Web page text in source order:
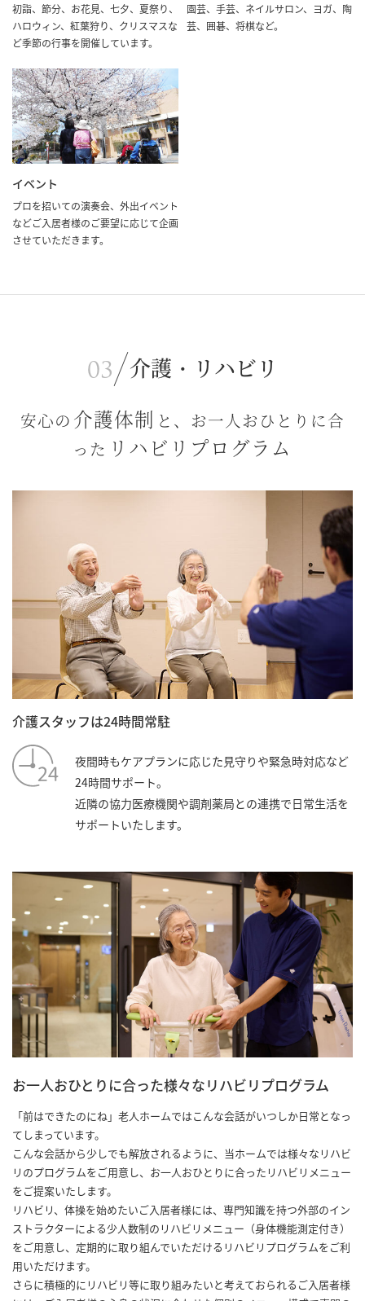
初詣、節分、お花見、七夕、夏祭り、
ハロウィン、紅葉狩り、クリスマスな
ど季節の行事を開催しています。
園芸、手芸、ネイルサロン、ヨガ、陶
芸、囲碁、将棋など。
イベント
プロを招いての演奏会、外出イベント
などご入居者様のご要望に応じて企画
させていただきます。
介護・リハビリ
安心の 介護体制 と、お一人おひとりに合
った リハビリプログラム
介護スタッフは24時間常駐
夜間時もケアプランに応じた見守りや緊急時対応など
24時間サポート。
近隣の協力医療機関や調剤薬局との連携で日常生活を
サポートいたします。
お一人おひとりに合った様々なリハビリプログラム
「前はできたのにね」老人ホームではこんな会話がいつしか日常となっ
てしまっています。
こんな会話から少しでも解放されるように、当ホームでは様々なリハビ
リのプログラムをご用意し、お一人おひとりに合ったリハビリメニュー
をご提案いたします。
リハビリ、体操を始めたいご入居者様には、専門知識を持つ外部のイン
ストラクターによる少人数制のリハビリメニュー（身体機能測定付き）
をご用意し、定期的に取り組んでいただけるリハビリプログラムをご利
用いただけます。
さらに積極的にリハビリ等に取り組みたいと考えておられるご入居者様